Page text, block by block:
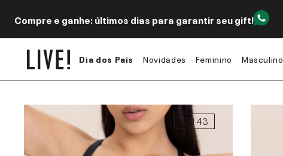
Compre e ganhe: últimos dias para garantir seu gift!
Dia dos Pais Novidades Feminino Masculino
143